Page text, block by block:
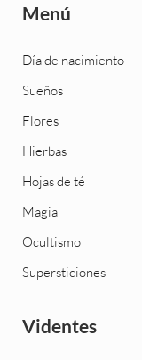
Menú
Día de nacimiento
Sueños
Flores
Hierbas
Hojas de té
Magia
Ocultismo
Supersticiones
Videntes